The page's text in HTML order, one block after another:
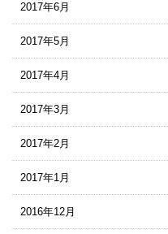
2017年6月
2017年5月
2017年4月
2017年3月
2017年2月
2017年1月
2016年12月